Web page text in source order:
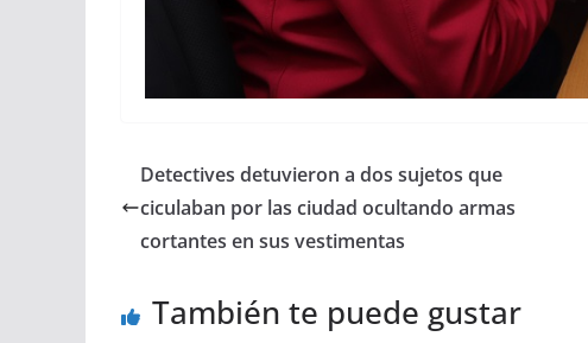
Detectives detuvieron a dos sujetos que
ciculaban por las ciudad ocultando armas
cortantes en sus vestimentas
También te puede gustar